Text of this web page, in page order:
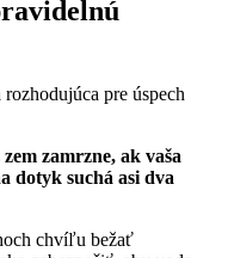
pre úspech
zamrzne, ak vaša
dotyk suchá asi dva
chvíľu bežať